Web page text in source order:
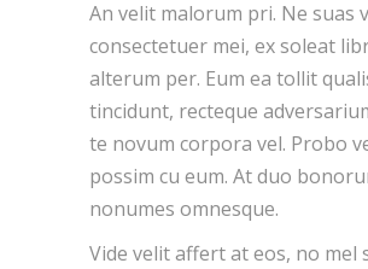
An velit malorum pri. Ne suas
consectetuer mei, ex soleat
alterum per. Eum ea tollit
tincidunt, recteque
te novum corpora vel. Probo
possim cu eum. At duo
nonumes omnesque.
Vide velit affert at eos, no mel